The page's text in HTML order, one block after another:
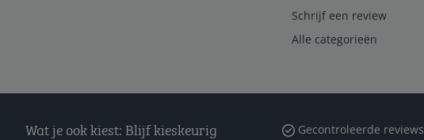
Schrijf een review
Alle categorieën
Wat je ook kiest: Blijf kieskeurig Gecontroleerde reviews